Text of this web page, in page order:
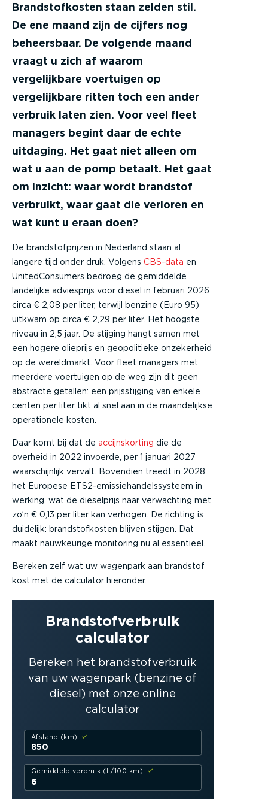
Brandstofkosten staan zelden stil.
De ene maand zijn de cijfers nog
beheersbaar. De volgende maand
vraagt u zich af waarom
vergelijkbare voertuigen op
vergelijkbare ritten toch een ander
verbruik laten zien. Voor veel fleet
managers begint daar de echte
uitdaging. Het gaat niet alleen om
wat u aan de pomp betaalt. Het gaat
om inzicht: waar wordt brandstof
verbruikt, waar gaat die verloren en
wat kunt u eraan doen?
De brandstofprijzen in Nederland staan al
langere tijd onder druk. Volgens CBS-data en
UnitedConsumers bedroeg de gemiddelde
landelijke adviesprijs voor diesel in februari 2026
circa € 2,08 per liter, terwijl benzine (Euro 95)
uitkwam op circa € 2,29 per liter. Het hoogste
niveau in 2,5 jaar. De stijging hangt samen met
een hogere olieprijs en geopolitieke onzekerheid
op de wereldmarkt. Voor fleet managers met
meerdere voertuigen op de weg zijn dit geen
abstracte getallen: een prijsstijging van enkele
centen per liter tikt al snel aan in de maandelijkse
operationele kosten.
Daar komt bij dat de accijnskorting die de
overheid in 2022 invoerde, per 1 januari 2027
waarschijnlijk vervalt. Bovendien treedt in 2028
het Europese ETS2-emissiehandelssysteem in
werking, wat de dieselprijs naar verwachting met
zo’n € 0,13 per liter kan verhogen. De richting is
duidelijk: brandstofkosten blijven stijgen. Dat
maakt nauwkeurige monitoring nu al essentieel.
Bereken zelf wat uw wagenpark aan brandstof
kost met de calculator hieronder.
Brandstofverbruik
calculator
Bereken het brandstofverbruik
van uw wagenpark (benzine of
diesel) met onze online
calculator
Afstand (km):
Gemiddeld verbruik (L/100 km):